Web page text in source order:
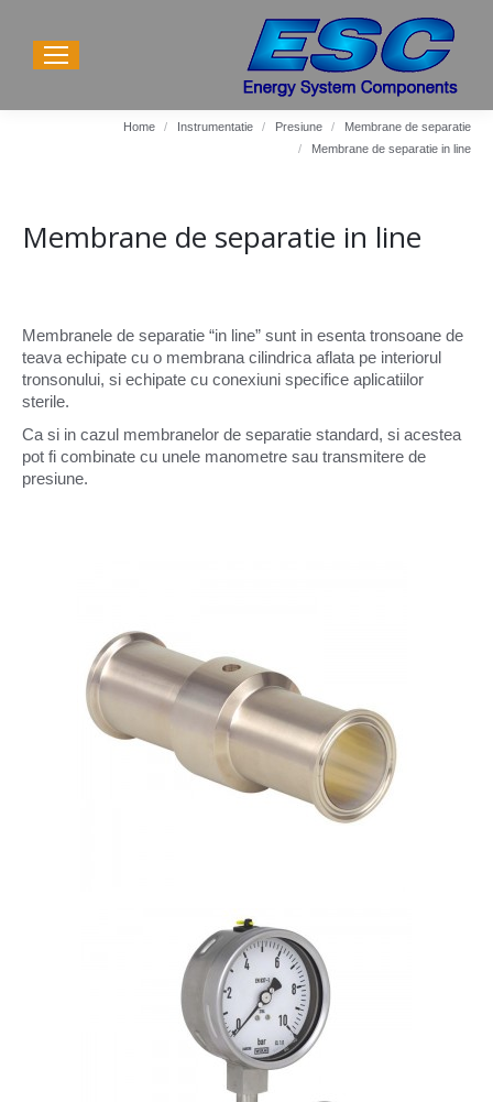
Home Instrumentatie Presiune
Membrane de separatie
Membrane de separatie in line
Membrane de separatie in line
Membranele de separatie “in line” sunt in esenta tronsoane de
teava echipate cu o membrana cilindrica aflata pe interiorul
tronsonului, si echipate cu conexiuni specifice aplicatiilor
sterile.
Ca si in cazul membranelor de separatie standard, si acestea
pot fi combinate cu unele manometre sau transmitere de
presiune.